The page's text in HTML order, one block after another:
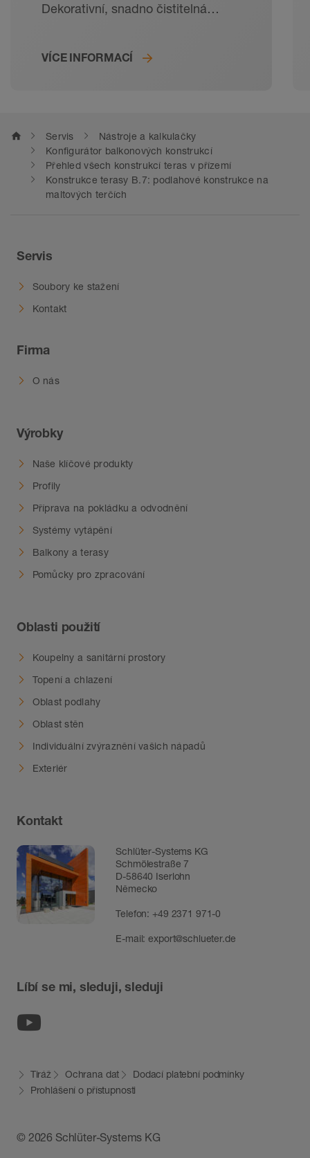
Dekorativní, snadno čistitelná
a terasy. Díky promyšlené skladbě
kročejové izolace přes ukončovací
profily až po odvodňovací žlaby –
u našich systémových řešení na
balkóny a terasy pasuje úplně
všechno. Pro novostavby
VÍCE INFORMACÍ
home Servis
Nástroje a kalkulačky
Konfigurátor balkonových konstrukcí
Přehled všech konstrukcí teras v přízemí
Konstrukce terasy B.7: podlahové konstrukce na
maltových terčích
Servis
Soubory ke stažení
Kontakt
Firma
O nás
Výrobky
Naše klíčové produkty
Profily
Příprava na pokládku a odvodnění
Systémy vytápění
Balkony a terasy
Pomůcky pro zpracování
Oblasti použití
Koupelny a sanitární prostory
Topení a chlazení
Oblast podlahy
Oblast stěn
Individuální zvýraznění vašich nápadů
Exteriér
Kontakt
Schlüter-Systems KG
Schmölestraße 7
D-58640 Iserlohn
Německo
Telefon:+49 2371 971-0
E-mail:export@schlueter.de
Líbí se mi, sleduji, sleduji
© 2026 Schlüter-Systems KG
Tiráž Ochrana dat
Dodací platební podmínky
Prohlášení o přístupnosti